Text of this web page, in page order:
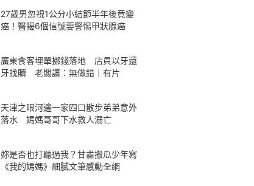
27歲男忽視1公分小結節半年後竟變
癌！醫揭6個信號要警惕甲狀腺癌
廣東食客埋單擲錢落地 店員以牙還
牙找贖 老闆讚：無做錯｜有片
天津之眼河邊一家四口散步弟弟意外
落水 媽媽哥哥下水救人溺亡
妳是否也打聽過我？甘肅搬瓜少年寫
《我的媽媽》細膩文筆感動全網